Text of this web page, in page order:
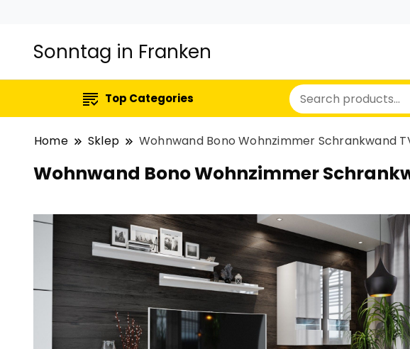
Sonntag in Franken
Top Categories
Home Sklep Wohnwand Bono Wohnzimmer Schrankwand
Wohnwand Bono Wohnzimmer